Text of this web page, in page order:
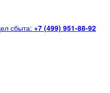
сбыта: +7 (499) 951-88-92